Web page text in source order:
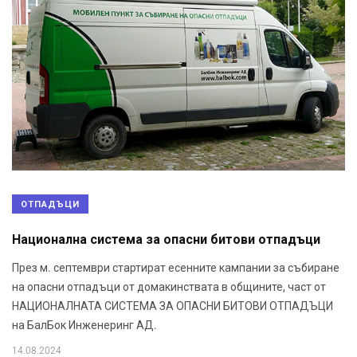
ОТПАДЪЦИ
Национална система за опасни битови отпадъци
През м. септември стартират есенните кампании за събиране
на опасни отпадъци от домакинствата в общините, част от
НАЦИОНАЛНАТА СИСТЕМА ЗА ОПАСНИ БИТОВИ ОТПАДЪЦИ
на БалБок Инженеринг АД.
14.08.2024